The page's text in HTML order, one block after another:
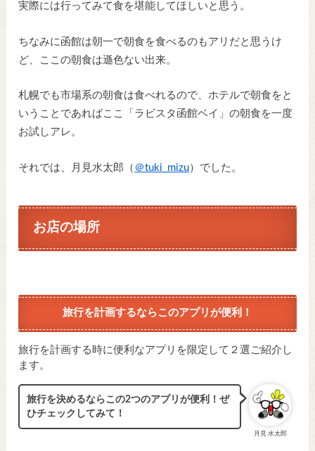
実際には行ってみて食を堪能してほしいと思う。
ちなみに函館は朝一で朝食を食べるのもアリだと思うけ
ど、ここの朝食は遜色ない出来。
札幌でも市場系の朝食は食べれるので、ホテルで朝食をと
いうことであればここ「ラビスタ函館ベイ」の朝食を一度
お試しアレ。
それでは、月見水太郎（ ＠tuki_mizu）でした。
お店の場所
旅行を計画するならこのアプリが便利！
旅行を計画する時に便利なアプリを限定して２選ご紹介し
ます。
月見 水太郎
旅行を決めるならこの2つのアプリが便利！ぜ
ひチェックしてみて！